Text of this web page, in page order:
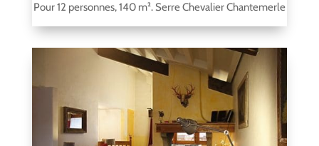
Pour 12 personnes, 140 m². Serre Chevalier Chantemerle